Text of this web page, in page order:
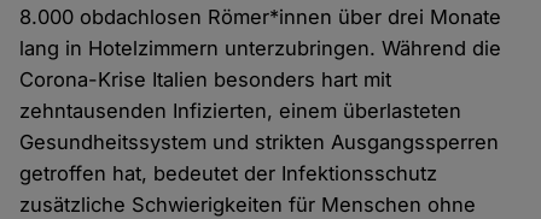
8.000 obdachlosen Römer*innen über drei Monate
lang in Hotelzimmern unterzubringen. Während die
Corona-Krise Italien besonders hart mit
zehntausenden Infizierten, einem überlasteten
Gesundheitssystem und strikten Ausgangssperren
getroffen hat, bedeutet der Infektionsschutz
zusätzliche Schwierigkeiten für Menschen ohne